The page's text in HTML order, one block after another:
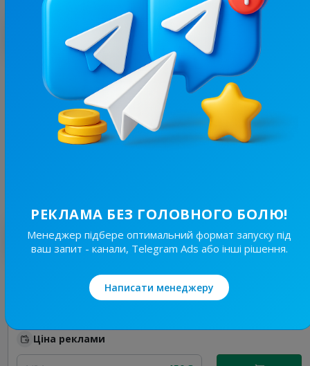
З цим каналом часто купують
27.5K/
9.6K
👾PlayStation Україна
Ігри
Ціна реклами
Найкращі за темою
10.4K/
1.1K
KIBER 🇺🇦UA🇺🇦
Ціна реклами
РЕКЛАМА БЕЗ ГОЛОВНОГО БОЛЮ!
Менеджер підбере оптимальний формат запуску під
ваш запит - канали, Telegram Ads або інші рішення.
Написати менеджеру